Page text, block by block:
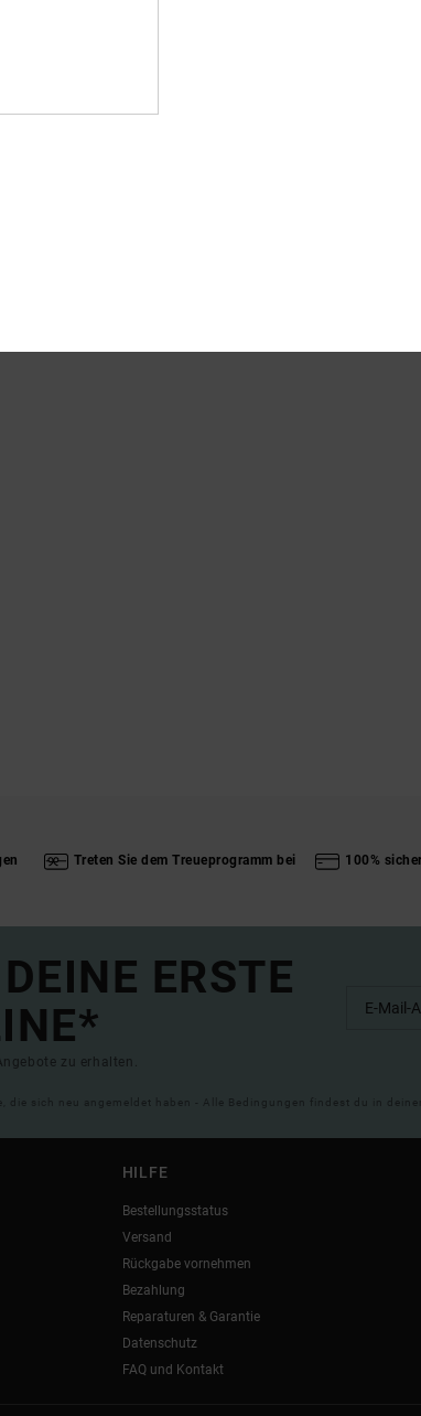
Treten Sie dem Treueprogramm bei 100%
ERSTE
zu erhalten.
die sich neu angemeldet haben - Alle Bedingungen findest du in
HILFE
Bestellungsstatus
Versand
Rückgabe vornehmen
Bezahlung
Reparaturen & Garantie
Datenschutz
FAQ und Kontakt